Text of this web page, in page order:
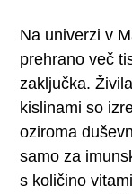
Na univerzi v
prehrano več
zaključka.
kislinami so
oziroma
samo za
s količino